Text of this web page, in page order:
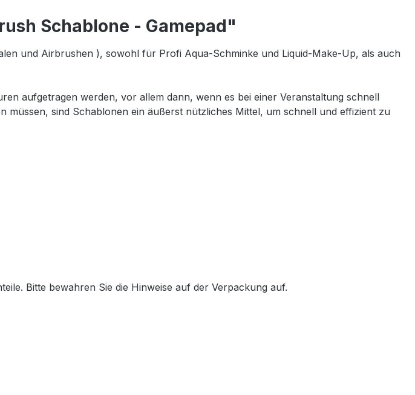
Schablone - Gamepad"
und Airbrushen ), sowohl für Profi Aqua-Schminke und Liquid-Make-Up, als auch
aufgetragen werden, vor allem dann, wenn es bei einer Veranstaltung schnell
sind Schablonen ein äußerst nützliches Mittel, um schnell und effizient zu
Bitte bewahren Sie die Hinweise auf der Verpackung auf.